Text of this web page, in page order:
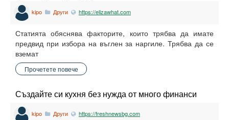
kipo Други https://elizawhat.com
Статията обяснява факторите, които трябва да имате
предвид при избора на въглен за наргиле. Трябва да се
вземат
Прочетете повече
Създайте си кухня без нужда от много финанси
kipo Други https://freshnewsbg.com